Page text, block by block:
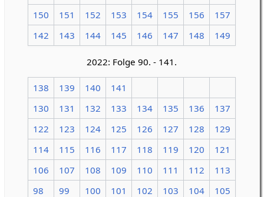
150
151 152 153 154 155 156
157
142
143 144 145 146 147 148 149
2022: Folge 90. - 141.
138 139 140
141
130
131 132 133 134 135 136
137
122
123 124 125 126 127 128
129
114
115 116 117 118 119 120
121
106
107 108 109 110 111 112
113
98
99 100 101 102 103 104
105